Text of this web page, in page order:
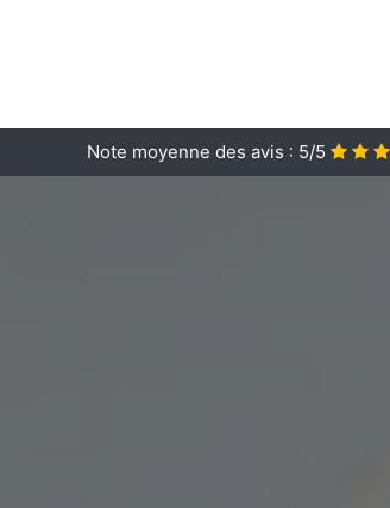
Note moyenne des avis : 5/5